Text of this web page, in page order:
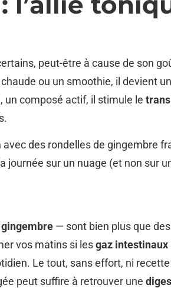
peut-être à cause de son
ou un smoothie, il devient un
, un composé actif, il stimule le
des rondelles de gingembre
journée sur un nuage (et non sur
gingembre — sont bien plus que
vos matins si les gaz intestinaux
Le tout, sans effort, ni
peut suffire à retrouver une